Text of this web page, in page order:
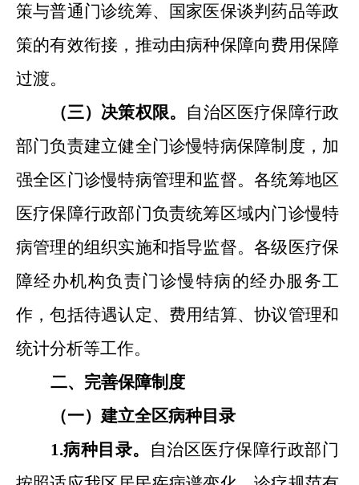
策与普通门诊统筹、
国家医保谈判药品等政
策的有效衔接，推动由病种保障向费用保障
过渡。
（三）决策权限。 自治区医疗保障行政
部门负责建立健全门诊慢特病保障制度，加
强全区门诊慢特病管理和监督。各统筹地区
医疗保障行政部门负责统筹区域内门诊慢特
病管理的组织实施和指导监督。各级医疗保
障经办机构负责门诊慢特病的经办服务工
作，包括待遇认定、 费用结算、协议管理和
统计分析等工作。
二、 完善保障制度
（一）建立全区病种目录
1.病种目录。 自治区医疗保障行政部门